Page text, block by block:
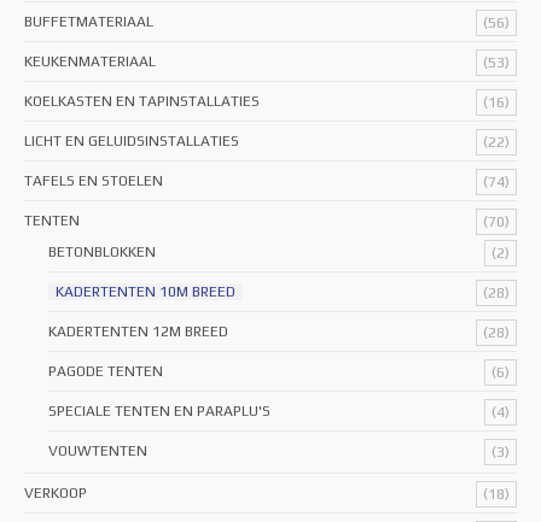
BUFFETMATERIAAL (56)
KEUKENMATERIAAL (53)
KOELKASTEN EN TAPINSTALLATIES (16)
LICHT EN GELUIDSINSTALLATIES (22)
TAFELS EN STOELEN (74)
TENTEN
(70)
BETONBLOKKEN
(2)
KADERTENTEN 10M BREED (28)
KADERTENTEN 12M BREED (28)
PAGODE TENTEN (6)
SPECIALE TENTEN EN PARAPLU'S (4)
VOUWTENTEN (3)
VERKOOP (18)